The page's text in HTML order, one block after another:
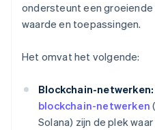
ondersteunt een
waarde en toepassingen.
Het omvat het volgende:
Blockchain-netwerken:
blockchain-netwerken
Solana) zijn de plek